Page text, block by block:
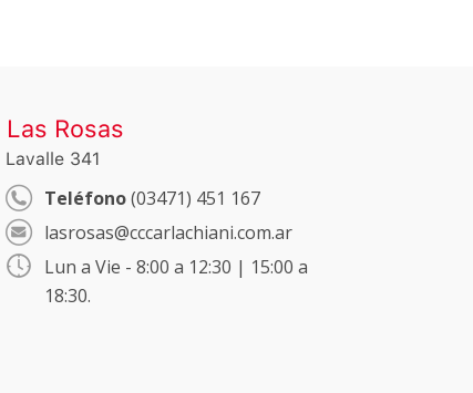
Las Rosas
Lavalle 341
Teléfono(03471) 451 167
lasrosas@cccarlachiani.com.ar
Lun a Vie - 8:00 a 12:30 | 15:00 a
18:30.